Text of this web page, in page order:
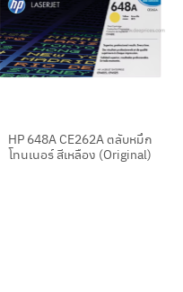
HP 648A CE262A ตลับหมึก
โทนเนอร์ สีเหลือง (Original)